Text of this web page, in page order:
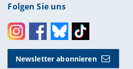
Folgen Sie uns
InstagramFacebookBlueskyToktok
Newsletter abonnieren